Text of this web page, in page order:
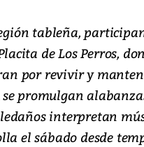
tableña,
de Los Perros,
por revivir y
promulgan
interpretan
el sábado desde